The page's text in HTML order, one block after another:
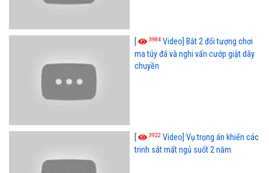
[ 3984 Video] Bắt 2 đối tượng chơi
ma túy đá và nghi vấn cướp giật dây
chuyền
[ 3922 Video] Vụ trọng án khiến các
trinh sát mất ngủ suốt 2 năm